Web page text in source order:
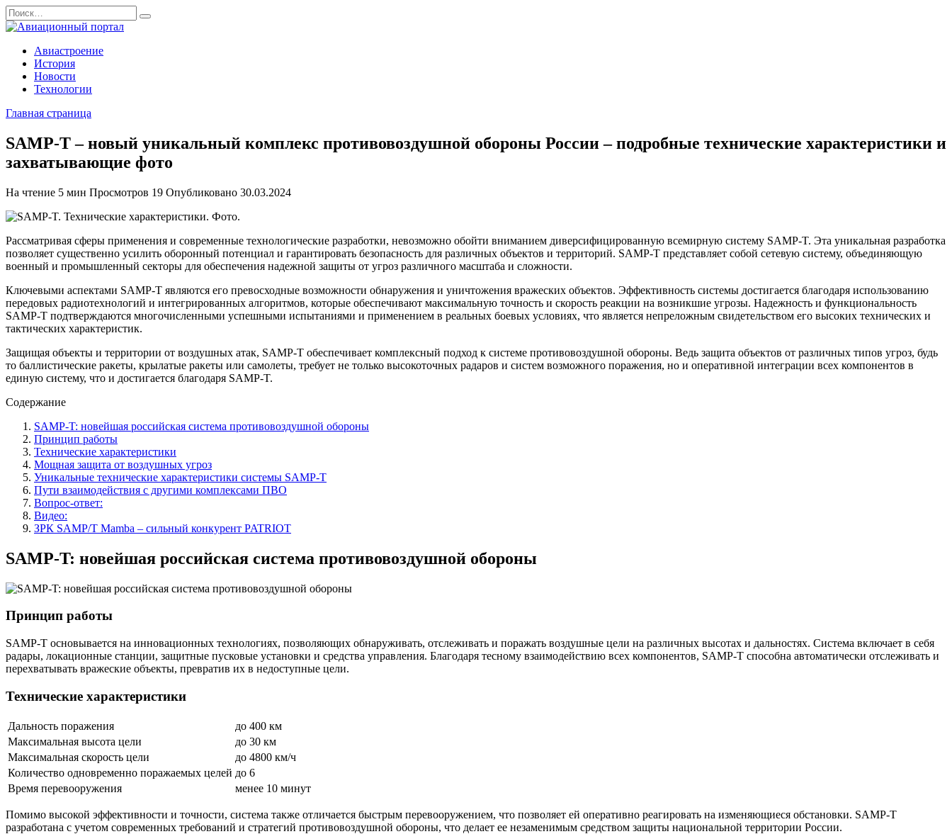
Перейти
к
содержанию
Search
for:
Авиастроение
История
Новости
Технологии
Главная страница
SAMP-T – новый уникальный комплекс противовоздушной обороны России – подробные технические характеристики и
захватывающие фото
На чтение 5 мин Просмотров 19 Опубликовано 30.03.2024
Рассматривая сферы применения и современные технологические разработки, невозможно обойти вниманием диверсифицированную всемирную систему SAMP-T. Эта уникальная разработка
позволяет существенно усилить оборонный потенциал и гарантировать безопасность для различных объектов и территорий. SAMP-T представляет собой сетевую систему, объединяющую
военный и промышленный секторы для обеспечения надежной защиты от угроз различного масштаба и сложности.
Ключевыми аспектами SAMP-T являются его превосходные возможности обнаружения и уничтожения вражеских объектов. Эффективность системы достигается благодаря использованию
передовых радиотехнологий и интегрированных алгоритмов, которые обеспечивают максимальную точность и скорость реакции на возникшие угрозы. Надежность и функциональность
SAMP-T подтверждаются многочисленными успешными испытаниями и применением в реальных боевых условиях, что является непреложным свидетельством его высоких технических и
тактических характеристик.
Защищая объекты и территории от воздушных атак, SAMP-T обеспечивает комплексный подход к системе противовоздушной обороны. Ведь защита объектов от различных типов угроз, будь
то баллистические ракеты, крылатые ракеты или самолеты, требует не только высокоточных радаров и систем возможного поражения, но и оперативной интеграции всех компонентов в
единую систему, что и достигается благодаря SAMP-T.
Содержание
SAMP-T: новейшая российская система противовоздушной обороны
Принцип работы
Технические характеристики
Мощная защита от воздушных угроз
Уникальные технические характеристики системы SAMP-T
Пути взаимодействия с другими комплексами ПВО
Вопрос-ответ:
Видео:
ЗРК SAMP/T Mamba – сильный конкурент PATRIOT
SAMP-T: новейшая российская система противовоздушной обороны
Принцип работы
SAMP-T основывается на инновационных технологиях, позволяющих обнаруживать, отслеживать и поражать воздушные цели на различных высотах и дальностях. Система включает в себя
радары, локационные станции, защитные пусковые установки и средства управления. Благодаря тесному взаимодействию всех компонентов, SAMP-T способна автоматически отслеживать и
перехватывать вражеские объекты, превратив их в недоступные цели.
Технические характеристики
Дальность поражения
до 400 км
Максимальная высота цели
до 30 км
Максимальная скорость цели
до 4800 км/ч
Количество одновременно поражаемых целей до 6
Время перевооружения
менее 10 минут
Помимо высокой эффективности и точности, система также отличается быстрым перевооружением, что позволяет ей оперативно реагировать на изменяющиеся обстановки. SAMP-T
разработана с учетом современных требований и стратегий противовоздушной обороны, что делает ее незаменимым средством защиты национальной территории России.